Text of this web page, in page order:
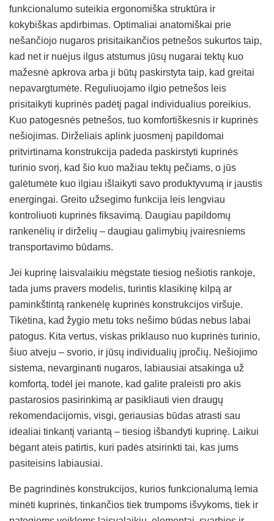
funkcionalumo suteikia ergonomiška struktūra ir
kokybiškas apdirbimas. Optimaliai anatomiškai prie
nešančiojo nugaros prisitaikančios petnešos sukurtos taip,
kad net ir nuėjus ilgus atstumus jūsų nugarai tektų kuo
mažesnė apkrova arba ji būtų paskirstyta taip, kad greitai
nepavargtumėte. Reguliuojamo ilgio petnešos leis
prisitaikyti kuprinės padėtį pagal individualius poreikius.
Kuo patogesnės petnešos, tuo komfortiškesnis ir kuprinės
nešiojimas. Dirželiais aplink juosmenį papildomai
pritvirtinama konstrukcija padeda paskirstyti kuprinės
turinio svorį, kad šio kuo mažiau tektų pečiams, o jūs
galėtumėte kuo ilgiau išlaikyti savo produktyvumą ir jaustis
energingai. Greito užsegimo funkcija leis lengviau
kontroliuoti kuprinės fiksavimą. Daugiau papildomų
rankenėlių ir dirželių – daugiau galimybių įvairesniems
transportavimo būdams.
Jei kuprinę laisvalaikiu mėgstate tiesiog nešiotis rankoje,
tada jums pravers modelis, turintis klasikinę kilpą ar
paminkštintą rankenėlę kuprinės konstrukcijos viršuje.
Tikėtina, kad žygio metu toks nešimo būdas nebus labai
patogus. Kita vertus, viskas priklauso nuo kuprinės turinio,
šiuo atveju – svorio, ir jūsų individualių įpročių. Nešiojimo
sistema, nevarginanti nugaros, labiausiai atsakinga už
komfortą, todėl jei manote, kad galite praleisti pro akis
pastarosios pasirinkimą ar pasikliauti vien draugų
rekomendacijomis, visgi, geriausias būdas atrasti sau
idealiai tinkantį variantą – tiesiog išbandyti kuprinę. Laikui
bėgant ateis patirtis, kuri padės atsirinkti tai, kas jums
pasiteisins labiausiai.
Be pagrindinės konstrukcijos, kurios funkcionalumą lemia
minėti kuprinės, tinkančios tiek trumpoms išvykoms, tiek ir